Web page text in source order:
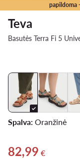
papildoma
Teva
Basutės Terra Fi 5
Spalva: Oranžinė
Dabartinė kaina
82,99 €